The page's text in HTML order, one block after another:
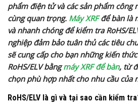
phẩm điện tử và các sản phẩm công
cùng quan trọng. Máy XRFđể bàn là
và nhanh chóng để kiểm tra RoHS/
nghiệp đảm bảo tuân thủ các tiêu
sẽ cung cấp cho bạn những kiến
RoHS/ELV bằngmáy XRF để bàn, từ
chọn phù hợp nhất cho nhu cầu của
RoHS/ELV là gì và tại sao cần kiểm